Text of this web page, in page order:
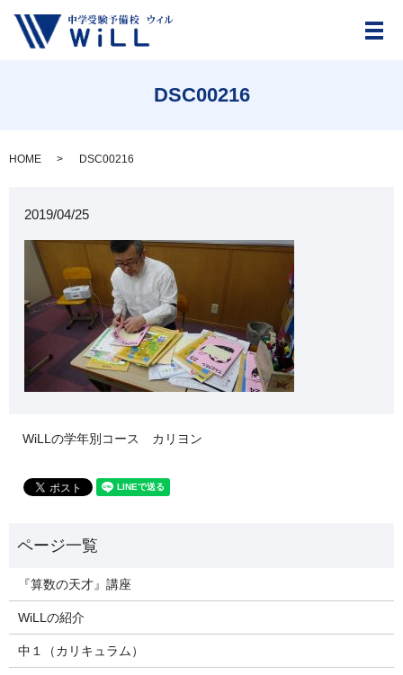
メ
DSC00216
HOME DSC00216
2019/04/25
WiLLの学年別コース カリヨン
『算数の天才』講座
WiLLの紹介
中１（カリキュラム）